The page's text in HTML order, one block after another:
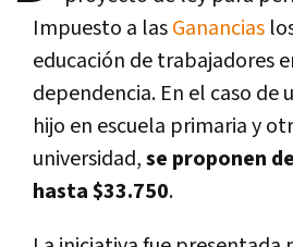
Impuesto a lasGanancias
educación de trabajadores
dependencia. En el caso de
hijo en escuela primaria y
universidad,se proponen
hasta $33.750.